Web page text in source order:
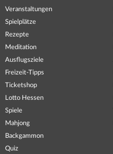
Veranstaltungen
Spielplätze
Rezepte
Meditation
Ausflugsziele
Freizeit-Tipps
Ticketshop
Lotto Hessen
Spiele
Mahjong
Backgammon
Quiz